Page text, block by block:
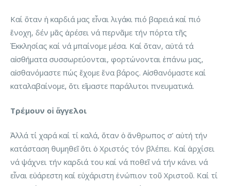
Καί ὅταν ἡ καρδιά μας εἶναι λιγάκι πιό βαρειά καί πιό
ἔνοχη, δέν μᾶς ἀρέσει νά περνᾶμε τήν πόρτα τῆς
Ἐκκλησίας καί νά μπαίνομε μέσα. Καί ὅταν, αὐτά τά
αἰσθήματα συσσωρεύονται, φορτώνονται ἐπάνω μας,
αἰσθανόμαστε πώς ἔχομε ἕνα βάρος. Αἰσθανόμαστε καί
καταλαβαίνομε, ὅτι εἴμαστε παράλυτοι πνευματικά.
Τρέμουν οἱ ἄγγελοι
Ἀλλά τί χαρά καί τί καλά, ὅταν ὁ ἄνθρωπος σ’ αὐτή τήν
κατάσταση θυμηθεῖ ὅτι ὁ Χριστός τόν βλέπει. Καί ἀρχίσει
νά ψάχνει τήν καρδιά του καί νά ποθεῖ νά τήν κάνει νά
εἶναι εὐάρεστη καί εὐχάριστη ἐνώπιον τοῦ Χριστοῦ. Καί τί